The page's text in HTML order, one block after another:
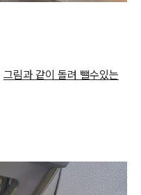
그림과 같이 돌려 뺄수있는